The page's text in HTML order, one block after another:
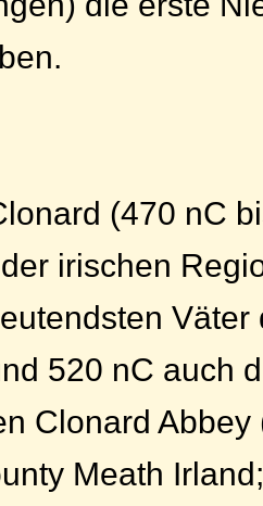
(470 nC
irischen
Väter
520 nC auch
Clonard Abbey
Meath